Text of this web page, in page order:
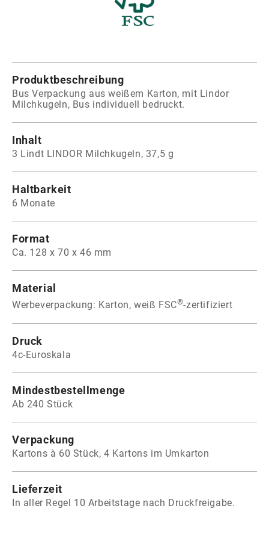
Produktbeschreibung
Bus Verpackung aus weißem Karton, mit Lindor
Milchkugeln, Bus individuell bedruckt.
Inhalt
3 Lindt LINDOR Milchkugeln, 37,5 g
Haltbarkeit
6 Monate
Format
Ca. 128 x 70 x 46 mm
Material
Werbeverpackung: Karton, weiß FSC®-zertifiziert
Druck
4c-Euroskala
Mindestbestellmenge
Ab 240 Stück
Verpackung
Kartons à 60 Stück, 4 Kartons im Umkarton
Lieferzeit
In aller Regel 10 Arbeitstage nach Druckfreigabe.